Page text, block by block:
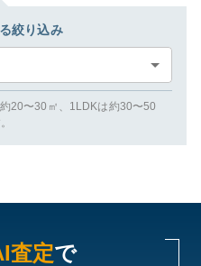
絞り込み
20〜30㎡、1LDKは約30〜50
査定で